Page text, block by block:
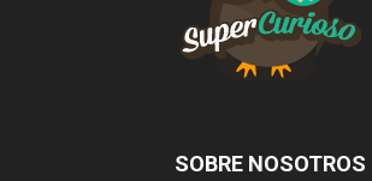
SOBRE NOSOTROS